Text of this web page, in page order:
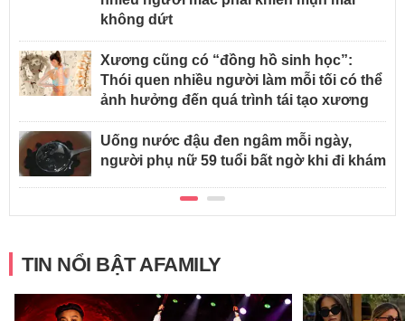
không dứt
Xương cũng có “đồng hồ sinh học”:
Thói quen nhiều người làm mỗi tối có thể
ảnh hưởng đến quá trình tái tạo xương
Uống nước đậu đen ngâm mỗi ngày,
người phụ nữ 59 tuổi bất ngờ khi đi khám
TIN NỔI BẬT AFAMILY